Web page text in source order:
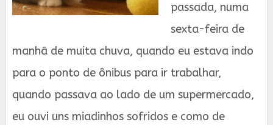
passada, numa
sexta-feira de
manhã de muita chuva, quando eu estava indo
para o ponto de ônibus para ir trabalhar,
quando passava ao lado de um supermercado,
eu ouvi uns miadinhos sofridos e como de